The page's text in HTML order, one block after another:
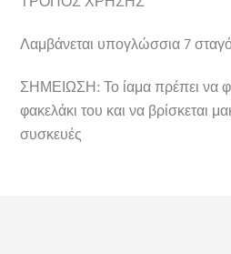
Λαμβάνεται υπογλώσσια 7
ΣΗΜΕΙΩΣΗ: Το ίαμα πρέπει να
φακελάκι του και να βρίσκεται
συσκευές